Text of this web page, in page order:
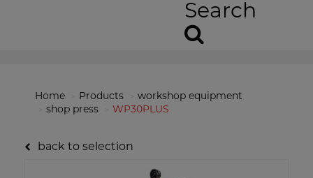
Search
Home Products
workshop equipment
shop press
WP30PLUS
back to selection